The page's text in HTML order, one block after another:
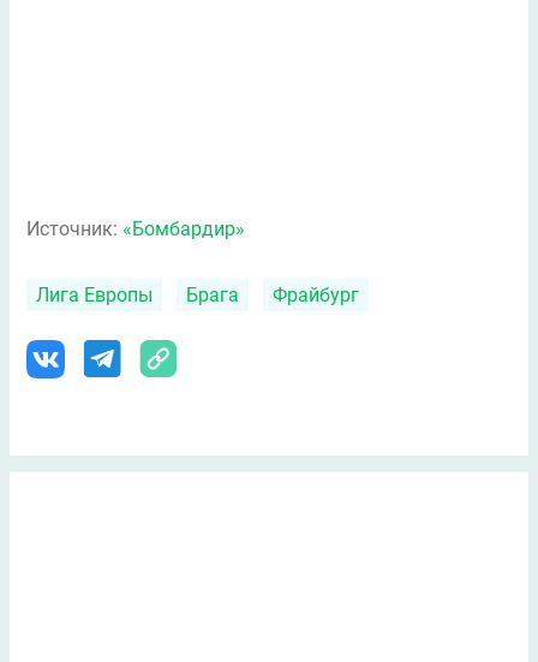
Источник: «Бомбардир»
Лига Европы Брага Фрайбург